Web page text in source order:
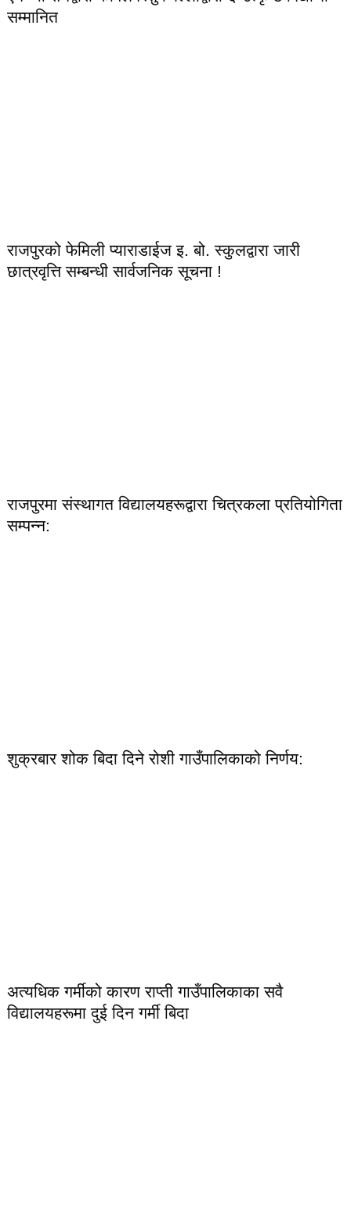
सम्मानित
राजपुरको फेमिली प्याराडाईज इ. बो. स्कुलद्वारा जारी
छात्रवृत्ति सम्बन्धी सार्वजनिक सूचना !
राजपुरमा संस्थागत विद्यालयहरूद्वारा चित्रकला प्रतियोगिता
सम्पन्न:
शुक्रबार शोक बिदा दिने रोशी गाउँपालिकाको निर्णय:
अत्यधिक गर्मीको कारण राप्ती गाउँपालिकाका सवै
विद्यालयहरूमा दुई दिन गर्मी बिदा